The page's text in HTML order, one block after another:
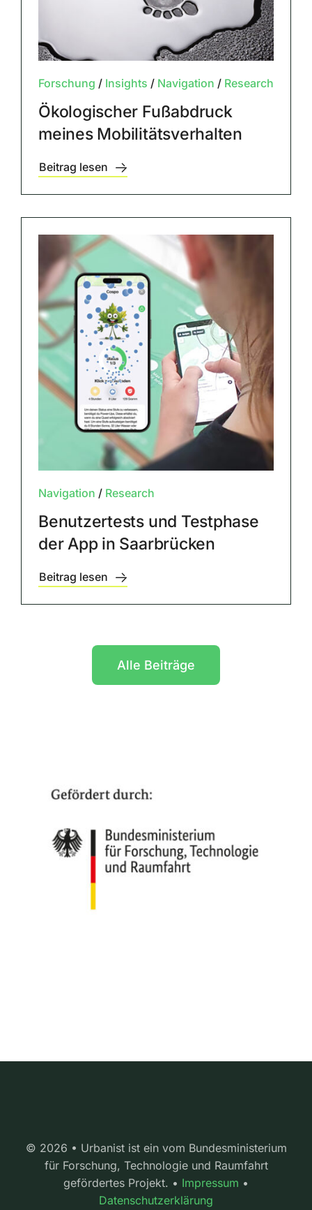
Forschung / Insights / Navigation / Research
Ökologischer Fußabdruck
meines Mobilitätsverhalten
Beitrag lesen
Navigation / Research
Benutzertests und Testphase
der App in Saarbrücken
Beitrag lesen
Alle Beiträge
© 2026 • Urbanist ist ein vom Bundesministerium
für Forschung, Technologie und Raumfahrt
gefördertes Projekt. • Impressum •
Datenschutzerklärung